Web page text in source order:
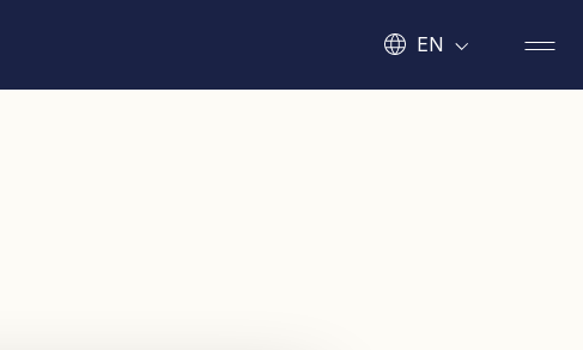
EN